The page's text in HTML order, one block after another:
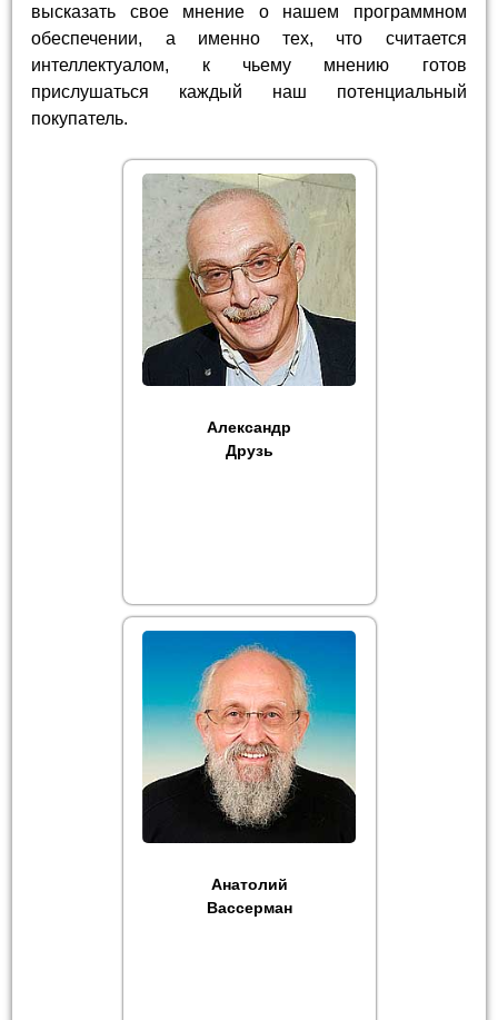
высказать свое мнение о нашем программном
обеспечении, а именно тех, что считается
интеллектуалом, к чьему мнению готов
прислушаться каждый наш потенциальный
покупатель.
Александр
Друзь
Анатолий
Вассерман